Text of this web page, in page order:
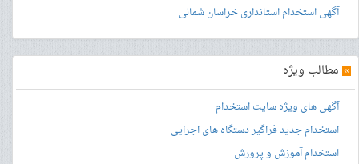
آگهی استخدام استانداری خراسان شمالی
» مطالب ویژه
آگهی های ویژه سایت استخدام
استخدام جدید فراگیر دستگاه های اجرایی
استخدام آموزش و پرورش